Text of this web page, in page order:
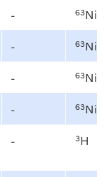
- 63Ni
- 63Ni
- 63Ni
- 63Ni
- 3H